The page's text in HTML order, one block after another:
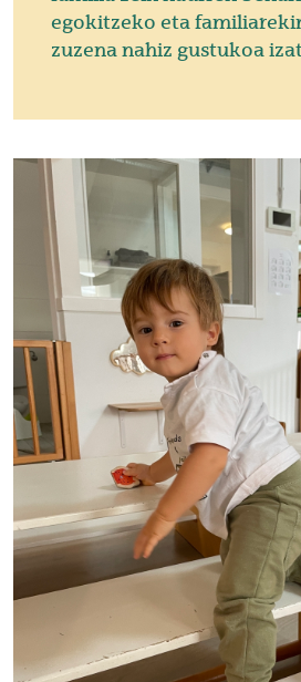
egokitzeko eta
zuzena nahiz gustukoa